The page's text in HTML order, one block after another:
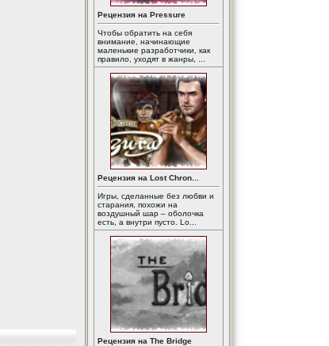
Рецензия на Pressure
Чтобы обратить на себя
внимание, начинающие
маленькие разработчики, как
правило, уходят в жанры, ...
Рецензия на Lost Chron...
Игры, сделанные без любви и
старания, похожи на
воздушный шар – оболочка
есть, а внутри пусто. Lo...
Рецензия на The Bridge